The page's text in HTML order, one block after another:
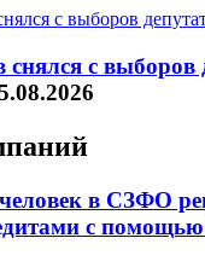
с выборов
в СЗФО
с